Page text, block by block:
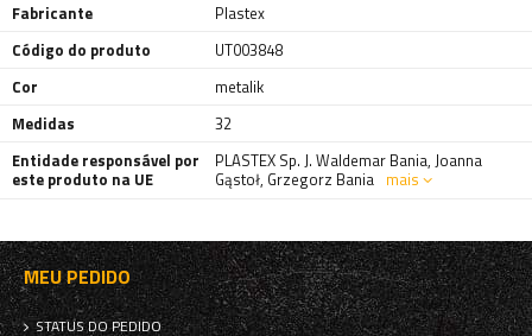
Fabricante
Plastex
Código do produto
UT003848
Cor
metalik
Medidas
32
Entidade responsável por
este produto na UE
PLASTEX Sp. J. Waldemar Bania, Joanna
Gąstoł, Grzegorz Bania mais
MEU PEDIDO
STATUS DO PEDIDO